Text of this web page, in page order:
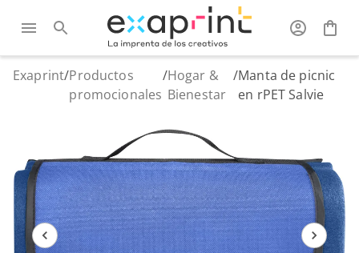
Exaprint/Productos
promocionales
/Hogar &
Bienestar
/Manta de picnic
en rPET Salvie